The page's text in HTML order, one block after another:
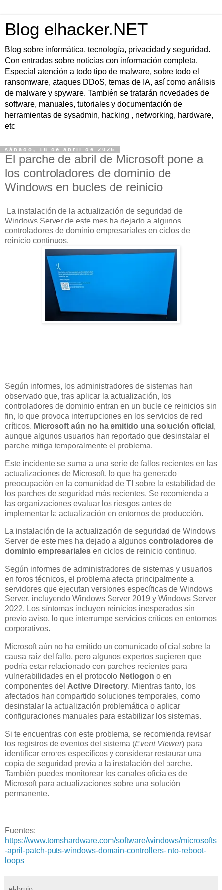
Blog elhacker.NET
Blog sobre informática, tecnología, privacidad y seguridad.
Con entradas sobre noticias con información completa.
Especial atención a todo tipo de malware, sobre todo el
ransomware, ataques DDoS, temas de IA, así como análisis
de malware y spyware. También se tratarán novedades de
software, manuales, tutoriales y documentación de
herramientas de sysadmin, hacking , networking, hardware,
etc
sábado, 18 de abril de 2026
El parche de abril de Microsoft pone a
los controladores de dominio de
Windows en bucles de reinicio
La instalación de la actualización de seguridad de
Windows Server de este mes ha dejado a algunos
controladores de dominio empresariales en ciclos de
reinicio continuos.
Según informes, los administradores de sistemas han
observado que, tras aplicar la actualización, los
controladores de dominio entran en un bucle de reinicios sin
fin, lo que provoca interrupciones en los servicios de red
críticos. Microsoft aún no ha emitido una solución oficial ,
aunque algunos usuarios han reportado que desinstalar el
parche mitiga temporalmente el problema.
Este incidente se suma a una serie de fallos recientes en las
actualizaciones de Microsoft, lo que ha generado
preocupación en la comunidad de TI sobre la estabilidad de
los parches de seguridad más recientes. Se recomienda a
las organizaciones evaluar los riesgos antes de
implementar la actualización en entornos de producción.
La instalación de la actualización de seguridad de Windows
Server de este mes ha dejado a algunos controladores de
dominio empresariales en ciclos de reinicio continuo.
Según informes de administradores de sistemas y usuarios
en foros técnicos, el problema afecta principalmente a
servidores que ejecutan versiones específicas de Windows
Server, incluyendo Windows Server 2019 y Windows Server
2022. Los síntomas incluyen reinicios inesperados sin
previo aviso, lo que interrumpe servicios críticos en entornos
corporativos.
Microsoft aún no ha emitido un comunicado oficial sobre la
causa raíz del fallo, pero algunos expertos sugieren que
podría estar relacionado con parches recientes para
vulnerabilidades en el protocolo Netlogon o en
componentes del Active Directory. Mientras tanto, los
afectados han compartido soluciones temporales, como
desinstalar la actualización problemática o aplicar
configuraciones manuales para estabilizar los sistemas.
Si te encuentras con este problema, se recomienda revisar
los registros de eventos del sistema (Event Viewer) para
identificar errores específicos y considerar restaurar una
copia de seguridad previa a la instalación del parche.
También puedes monitorear los canales oficiales de
Microsoft para actualizaciones sobre una solución
permanente.
Fuentes:
https://www.tomshardware.com/software/windows/microsofts
-april-patch-puts-windows-domain-controllers-into-reboot-
loops